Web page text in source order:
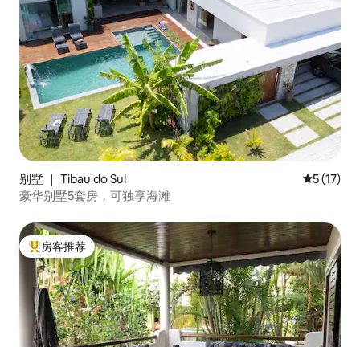
别墅 ｜ Tibau do Sul 平均评分
5 (17)
豪华别墅5套房，可独享海滩
热门「房客推荐」
房客推荐